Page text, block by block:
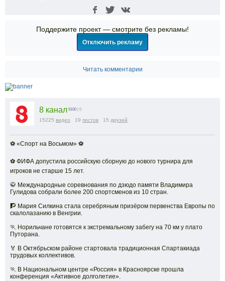
Поддержите проект — смотрите без рекламы!
Отключить рекламу
Читать комментарии
8 канал 9100 | 0
15225 видео 19 постов 15 друзей
⚽ «Спорт на Восьмом» ⚽
⚽ ФИФА допустила российскую сборную до нового турнира для
игроков не старше 15 лет.
🥋 Международные соревнования по дзюдо памяти Владимира
Гулидова собрали более 200 спортсменов из 10 стран.
🧗 Мария Силкина стала серебряным призёром первенства Европы по
скалолазанию в Венгрии.
🏃 Норильчане готовятся к экстремальному забегу на 70 км у плато
Путорана.
🏅 В Октябрьском районе стартовала традиционная Спартакиада
трудовых коллективов.
🏃 В Национальном центре «Россия» в Красноярске прошла
конференция «Активное долголетие».